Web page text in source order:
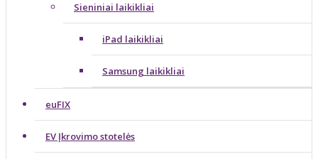
Sieniniai laikikliai
iPad laikikliai
Samsung laikikliai
euFIX
EV Įkrovimo stotelės